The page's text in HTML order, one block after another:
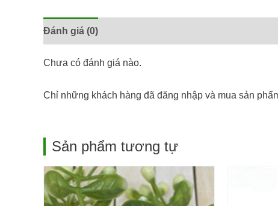
Đánh giá (0)
Chưa có đánh giá nào.
Chỉ những khách hàng đã đăng nhập và mua sản
Sản phẩm tương tự